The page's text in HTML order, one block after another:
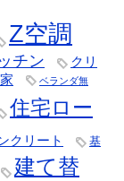
Z空調
チン
クリ
ベランダ無
住宅ロー
クリート 基
建て替